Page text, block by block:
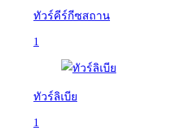
ทัวร์คีร์กีซสถาน
1
ทัวร์ลิเบีย
1